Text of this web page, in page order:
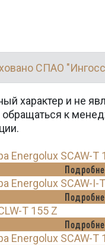
СПАО
характер и не
к
SCAW-T
SCAW-I-
T 155 Z
SCAW-T